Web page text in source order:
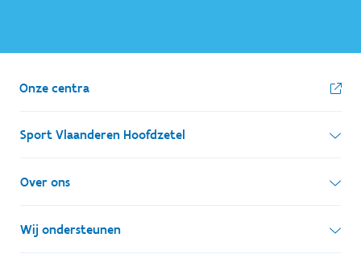
Onze centra
Sport Vlaanderen Hoofdzetel
Simon Bolivarlaan 17
1000 Brussel
Ondernemingsnummer: BE 0248.142.826
Over ons
Wie zijn we, wat doen we
Wij ondersteunen